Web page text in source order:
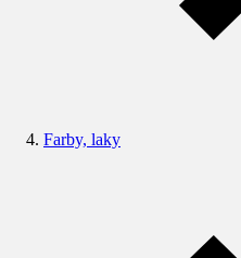
Farby, laky